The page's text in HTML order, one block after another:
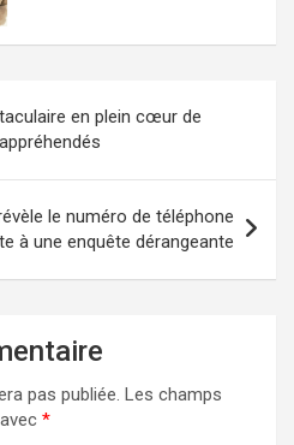
en plein cœur de
le numéro de téléphone
à une enquête dérangeante
pas publiée. Les champs
*